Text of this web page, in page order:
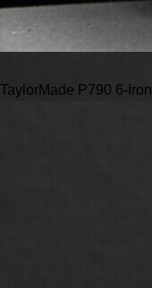
TaylorMade P790 6-Iron